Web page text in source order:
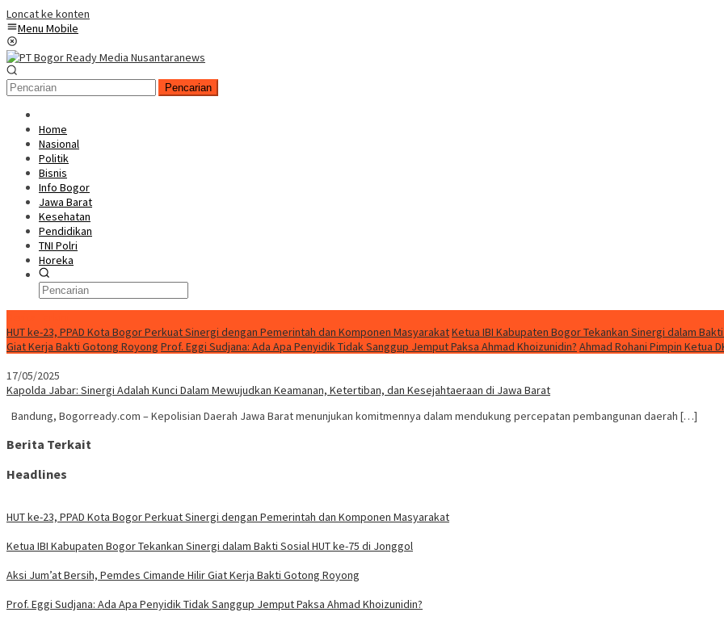
Loncat ke konten
Menu Mobile
Pencarian
Home
Nasional
Politik
Bisnis
Info Bogor
Jawa Barat
Kesehatan
Pendidikan
TNI Polri
Horeka
HUT ke-23, PPAD Kota Bogor Perkuat Sinergi dengan Pemerintah dan Komponen MasyarakatKetua IBI Kabupaten Bogor Tekankan Sinergi dalam
Giat Kerja Bakti Gotong Royong Prof. Eggi Sudjana: Ada Apa Penyidik Tidak Sanggup Jemput Paksa Ahmad Khoizunidin? Ahmad Rohani Pimpin Ketua
17/05/2025
Kapolda Jabar: Sinergi Adalah Kunci Dalam Mewujudkan Keamanan, Ketertiban, dan Kesejahtaeraan di Jawa Barat
Bandung, Bogorready.com – Kepolisian Daerah Jawa Barat menunjukan komitmennya dalam mendukung percepatan pembangunan daerah […]
Berita Terkait
Headlines
HUT ke-23, PPAD Kota Bogor Perkuat Sinergi dengan Pemerintah dan Komponen Masyarakat
Ketua IBI Kabupaten Bogor Tekankan Sinergi dalam Bakti Sosial HUT ke-75 di Jonggol
Aksi Jum’at Bersih, Pemdes Cimande Hilir Giat Kerja Bakti Gotong Royong
Prof. Eggi Sudjana: Ada Apa Penyidik Tidak Sanggup Jemput Paksa Ahmad Khoizunidin?